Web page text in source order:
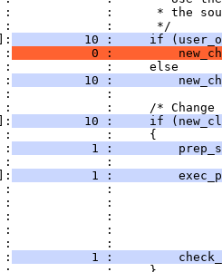
:      * the
:      */
]:
10 :     if
0 :
:     else
10 :
:             :
:     /*
]:
10 :     if
:     {
1 :
:             :
]:
1 :
:
:
:
:
:             :
1 :